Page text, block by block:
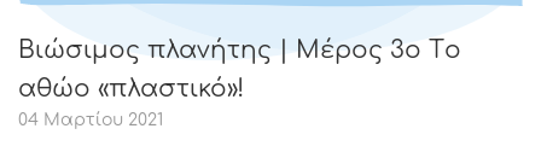
Βιώσιμος πλανήτης | Μέρος 3ο Tο
αθώο «πλαστικό»!
04 Μαρτίου 2021